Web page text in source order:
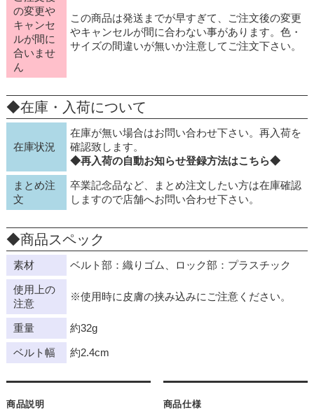
の変更や
キャンセ
ルが間に
合いませ
ん
この商品は発送までが早すぎて、ご注文後の変更
やキャンセルが間に合わない事があります。色・
サイズの間違いが無いか注意してご注文下さい。
◆在庫・入荷について
在庫状況
在庫が無い場合はお問い合わせ下さい。再入荷を
確認致します。
◆再入荷の自動お知らせ登録方法はこちら◆
まとめ注
文
卒業記念品など、まとめ注文したい方は在庫確認
しますので店舗へお問い合わせ下さい。
◆商品スペック
素材 ベルト部：織りゴム、ロック部：プラスチック
使用上の
注意
※使用時に皮膚の挟み込みにご注意ください。
重量 約32g
ベルト幅 約2.4cm
商品説明 商品仕様